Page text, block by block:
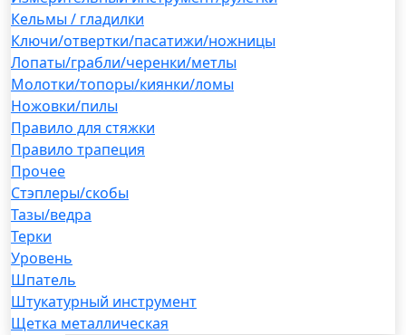
Кельмы / гладилки
Ключи/отвертки/пасатижи/ножницы
Лопаты/грабли/черенки/метлы
Молотки/топоры/киянки/ломы
Ножовки/пилы
Правило для стяжки
Правило трапеция
Прочее
Стэплеры/скобы
Тазы/ведра
Терки
Уровень
Шпатель
Штукатурный инструмент
Щетка металлическая